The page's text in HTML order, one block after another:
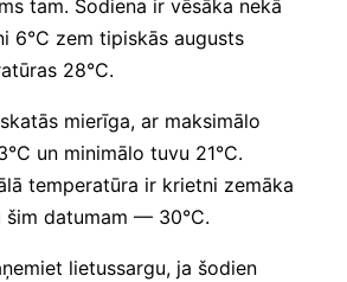
tam. Šodiena ir vēsāka nekā
6°C zem tipiskās augusts
28°C.
mierīga, ar maksimālo
un minimālo tuvu 21°C.
temperatūra ir krietni zemāka
šim datumam — 30°C.
lietussargu, ja šodien